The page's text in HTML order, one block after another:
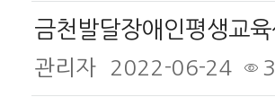
금천발달장애인평생교
관리자 2022-06-24